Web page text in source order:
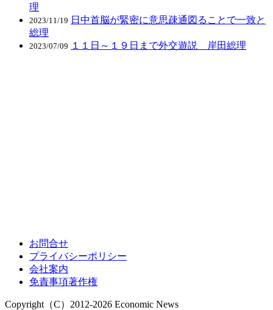
理
2023/11/19 日中首脳が緊密に意思疎通図ることで一致と
総理
2023/07/09 １１日～１９日まで外交遊説 岸田総理
お問合せ
プライバシーポリシー
会社案内
免責事項著作権
Copyright（C）2012-2026 Economic News